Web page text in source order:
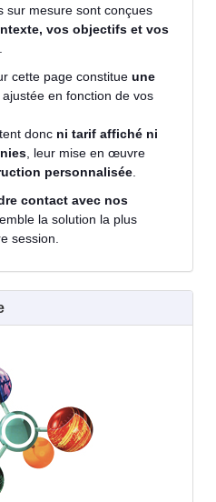
sur mesure sont conçues
vos objectifs et vos
.
cette page constitue une
en fonction de vos
donc ni tarif affiché ni
, leur mise en œuvre
personnalisée.
contact avec nos
la solution la plus
session.